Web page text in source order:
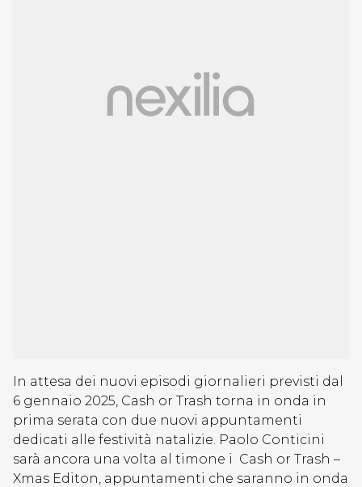
In attesa dei nuovi episodi giornalieri previsti dal
6 gennaio 2025, Cash or Trash torna in onda in
prima serata con due nuovi appuntamenti
dedicati alle festività natalizie. Paolo Conticini
sarà ancora una volta al timone i Cash or Trash –
Xmas Editon, appuntamenti che saranno in onda